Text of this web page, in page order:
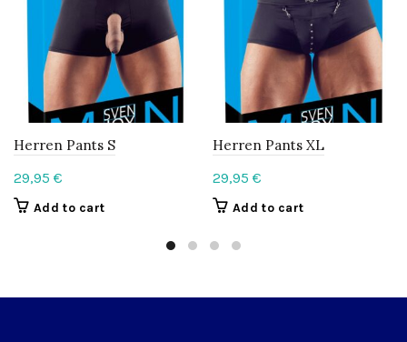
Herren Pants S
29,95 €
Add to cart
Herren Pants XL
29,95 €
Add to cart